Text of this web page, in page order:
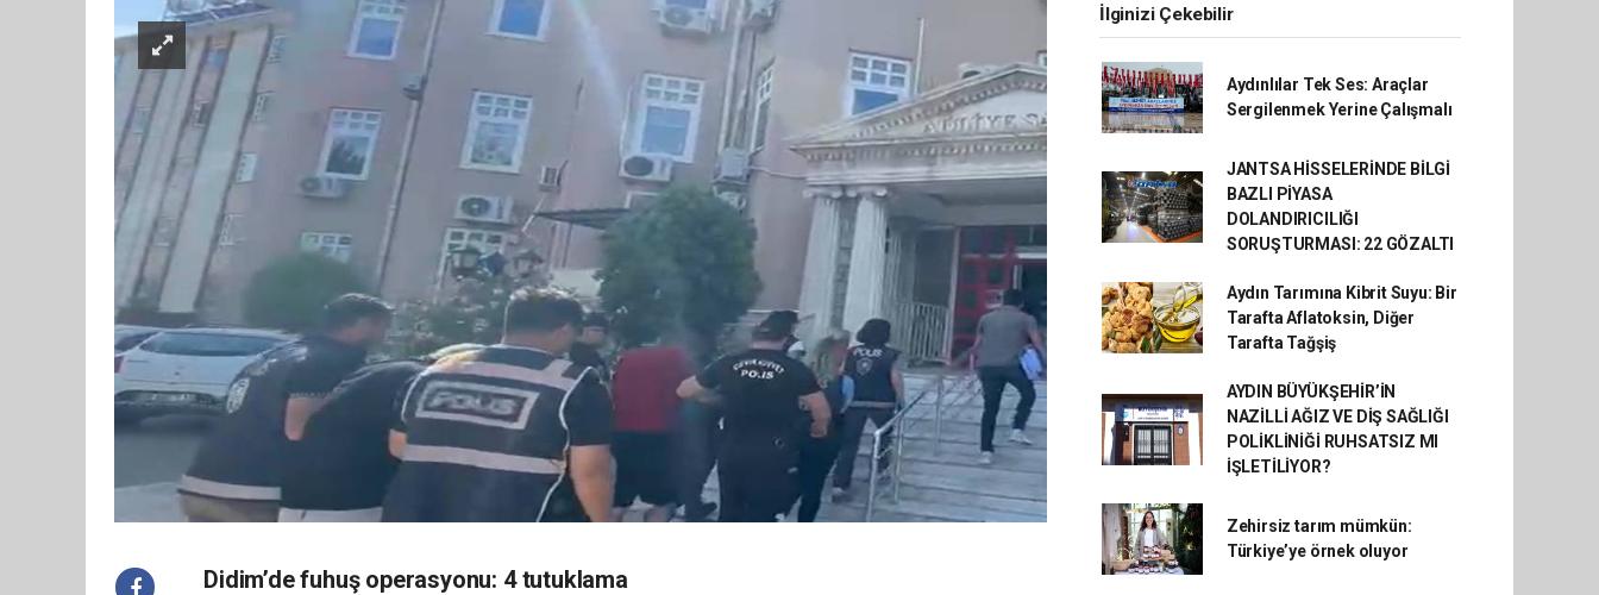
Didim’de fuhuş operasyonu: 4 tutuklama
İlginizi Çekebilir
Aydınlılar Tek Ses: Araçlar
Sergilenmek Yerine Çalışmalı
JANTSA HİSSELERİNDE BİLGİ
BAZLI PİYASA
DOLANDIRICILIĞI
SORUŞTURMASI: 22 GÖZALTI
Aydın Tarımına Kibrit Suyu: Bir
Tarafta Aflatoksin, Diğer
Tarafta Tağşiş
AYDIN BÜYÜKŞEHİR’İN
NAZİLLİ AĞIZ VE DİŞ SAĞLIĞI
POLİKLİNİĞİ RUHSATSIZ MI
İŞLETİLİYOR?
Zehirsiz tarım mümkün:
Türkiye’ye örnek oluyor